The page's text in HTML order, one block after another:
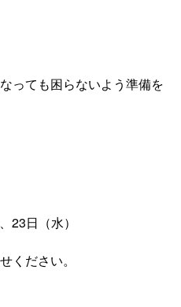
っても困らないよう準備を
23日（水）
ください。